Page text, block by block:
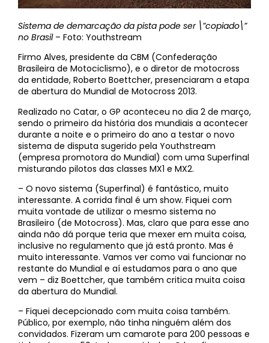
Sistema de demarcação da pista pode ser \”copiado\”
no Brasil– Foto: Youthstream
Firmo Alves, presidente da CBM (Confederação
Brasileira de Motociclismo), e o diretor de motocross
da entidade, Roberto Boettcher, presenciaram a etapa
de abertura do Mundial de Motocross 2013.
Realizado no Catar, o GP aconteceu no dia 2 de março,
sendo o primeiro da história dos mundiais a acontecer
durante a noite e o primeiro do ano a testar o novo
sistema de disputa sugerido pela Youthstream
(empresa promotora do Mundial) com uma Superfinal
misturando pilotos das classes MX1 e MX2.
– O novo sistema (Superfinal) é fantástico, muito
interessante. A corrida final é um show. Fiquei com
muita vontade de utilizar o mesmo sistema no
Brasileiro (de Motocross). Mas, claro que para esse ano
ainda não dá porque teria que mexer em muita coisa,
inclusive no regulamento que já está pronto. Mas é
muito interessante. Vamos ver como vai funcionar no
restante do Mundial e aí estudamos para o ano que
vem – diz Boettcher, que também critica muita coisa
da abertura do Mundial.
– Fiquei decepcionado com muita coisa também.
Público, por exemplo, não tinha ninguém além dos
convidados. Fizeram um camarote para 200 pessoas e